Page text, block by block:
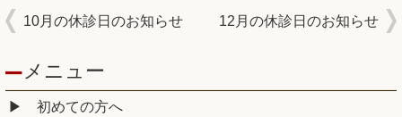
10月の休診日のお知らせ 12月の休診日のお知らせ
メニュー
初めての方へ